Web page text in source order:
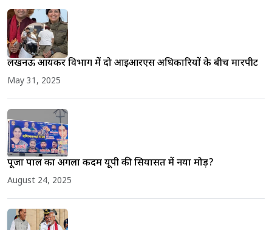
लखनऊ आयकर विभाग में दो आईआरएस अधिकारियों के बीच मारपीट
May 31, 2025
पूजा पाल का अगला कदम यूपी की सियासत में नया मोड़?
August 24, 2025